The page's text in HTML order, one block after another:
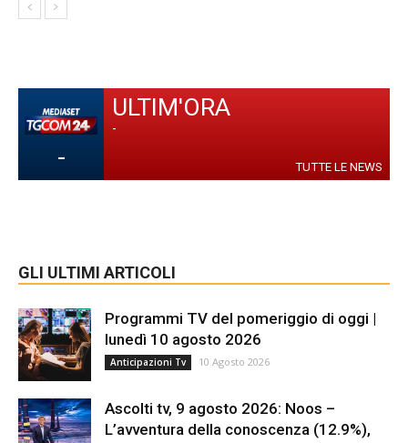
-
ULTIM'ORA
-
TUTTE LE NEWS
GLI ULTIMI ARTICOLI
Programmi TV del pomeriggio di oggi |
lunedì 10 agosto 2026
Anticipazioni Tv 10 Agosto 2026
Ascolti tv, 9 agosto 2026: Noos –
L’avventura della conoscenza (12.9%),